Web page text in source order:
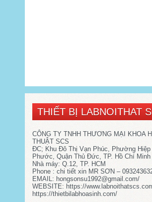
THIẾT BỊ LABNOITHAT
CÔNG TY TNHH THƯƠNG MẠI KHOA
THUẬT SCS
ĐC; Khu Đô Thị Vạn Phúc, Phường Hiệp
Phước, Quận Thủ Đức, TP. Hồ Chí Minh
Nhà máy: Q.12, TP. HCM
Phone : chi tiết xin MR SƠN –
EMAIL: hongsonsu1992@gmail.com/
WEBSITE: https://
https://thietbilabhoasinh.com/